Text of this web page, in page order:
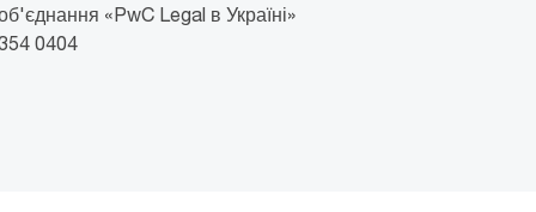
«PwC Legal в Україні»
0404